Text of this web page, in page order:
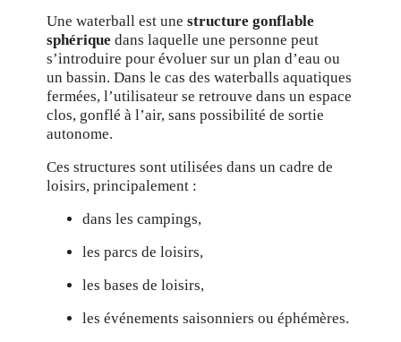
Une waterball est unestructure gonflable
sphériquedans laquelle une personne peut
s’introduire pour évoluer sur un plan d’eau ou
un bassin. Dans le cas des waterballs aquatiques
fermées, l’utilisateur se retrouve dans un espace
clos, gonflé à l’air, sans possibilité de sortie
autonome.
Ces structures sont utilisées dans un cadre de
loisirs, principalement :
dans les campings,
les parcs de loisirs,
les bases de loisirs,
les événements saisonniers ou éphémères.